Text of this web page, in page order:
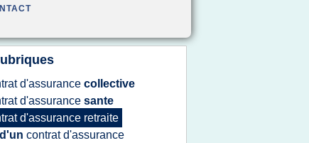
d'assurance collective
d'assurance sante
d'assurance retraite
contrat d'assurance